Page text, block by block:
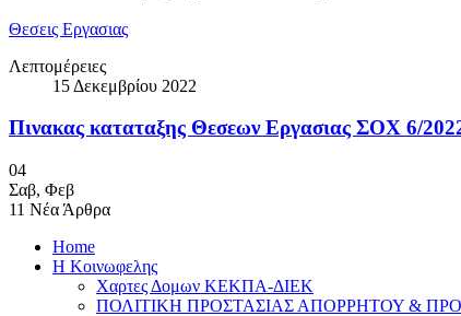
Θεσεις Εργασιας
Λεπτομέρειες
15 Δεκεμβρίου 2022
Πινακας καταταξης Θεσεων Εργασιας ΣΟΧ 6/
04
Σαβ, Φεβ
11 Νέα Άρθρα
Home
Η Κοινωφελης
Χαρτες Δομων ΚΕΚΠΑ-ΔΙΕΚ
ΠΟΛΙΤΙΚΗ ΠΡΟΣΤΑΣΙΑΣ ΑΠΟΡΡΗΤΟΥ &